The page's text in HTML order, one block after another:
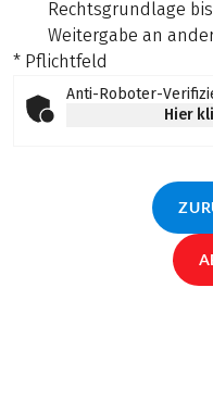
Rechtsgrundlage
Weitergabe an
* Pflichtfeld
Anti-Roboter-
Hier